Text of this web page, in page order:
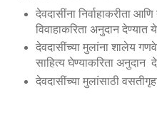
देवदासींना निर्वाहाकरीता आणि
विवाहाकरिता अनुदान देण्यात
देवदासींच्या मुलांना शालेय
साहित्य घेण्याकरिता अनुदान
देवदासींच्या मुलांसाठी